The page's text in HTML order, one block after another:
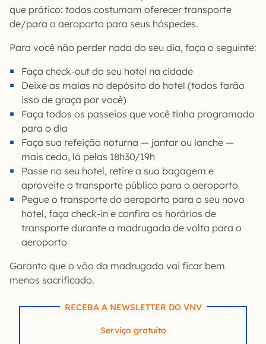
que prático: todos costumam oferecer transporte
de/para o aeroporto para seus hóspedes.
Para você não perder nada do seu dia, faça o seguinte:
Faça check-out do seu hotel na cidade
Deixe as malas no depósito do hotel (todos farão
isso de graça por você)
Faça todos os passeios que você tinha programado
para o dia
Faça sua refeição noturna — jantar ou lanche —
mais cedo, lá pelas 18h30/19h
Passe no seu hotel, retire a sua bagagem e
aproveite o transporte público para o aeroporto
Pegue o transporte do aeroporto para o seu novo
hotel, faça check-in e confira os horários de
transporte durante a madrugada de volta para o
aeroporto
Garanto que o vôo da madrugada vai ficar bem
menos sacrificado.
RECEBA A NEWSLETTER DO VNV
Serviço gratuito